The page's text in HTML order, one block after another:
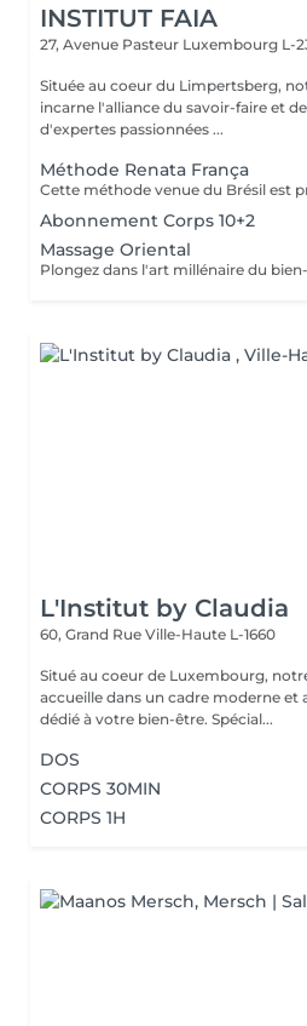
INSTITUT FAIA
27, Avenue Pasteur Luxembourg L-
Située au coeur du Limpertsberg,
incarne l'alliance du savoir-faire et de
d'expertes passionnées ...
Méthode Renata França
Abonnement Corps 10+2
Massage Oriental
L'Institut by Claudia
60, Grand Rue Ville-Haute L-1660
Situé au coeur de Luxembourg,
accueille dans un cadre moderne et
dédié à votre bien-être. Spécial...
DOS
CORPS 30MIN
CORPS 1H